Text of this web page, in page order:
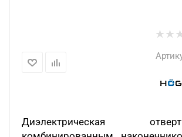
Диэлектрическая